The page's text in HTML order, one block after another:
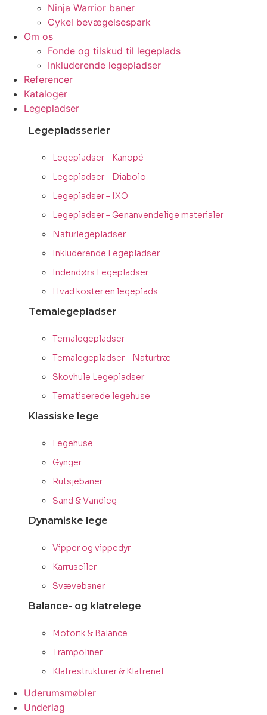
Ninja Warrior baner
Cykel bevægelsespark
Om os
Fonde og tilskud til legeplads
Inkluderende legepladser
Referencer
Kataloger
Legepladser
Legepladsserier
Legepladser – Kanopé
Legepladser – Diabolo
Legepladser – IXO
Legepladser – Genanvendelige materialer
Naturlegepladser
Inkluderende Legepladser
Indendørs Legepladser
Hvad koster en legeplads
Temalegepladser
Temalegepladser
Temalegepladser - Naturtræ
Skovhule Legepladser
Tematiserede legehuse
Klassiske lege
Legehuse
Gynger
Rutsjebaner
Sand & Vandleg
Dynamiske lege
Vipper og vippedyr
Karruseller
Svævebaner
Balance- og klatrelege
Motorik & Balance
Trampoliner
Klatrestrukturer & Klatrenet
Uderumsmøbler
Underlag